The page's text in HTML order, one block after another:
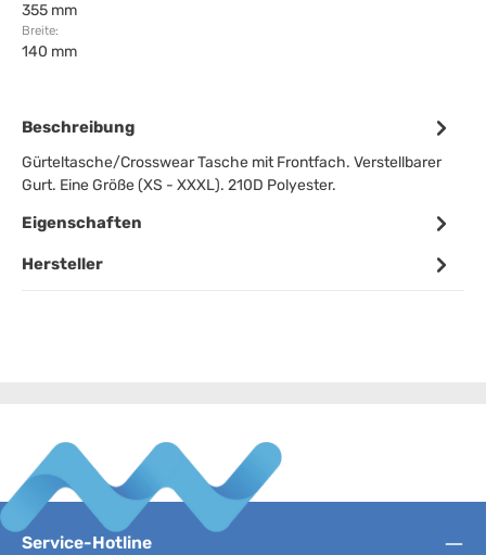
355 mm
Breite:
140 mm
Beschreibung
Gürteltasche/Crosswear Tasche mit Frontfach. Verstellbarer
Gurt. Eine Größe (XS - XXXL). 210D Polyester.
Eigenschaften
Hersteller
Service-Hotline